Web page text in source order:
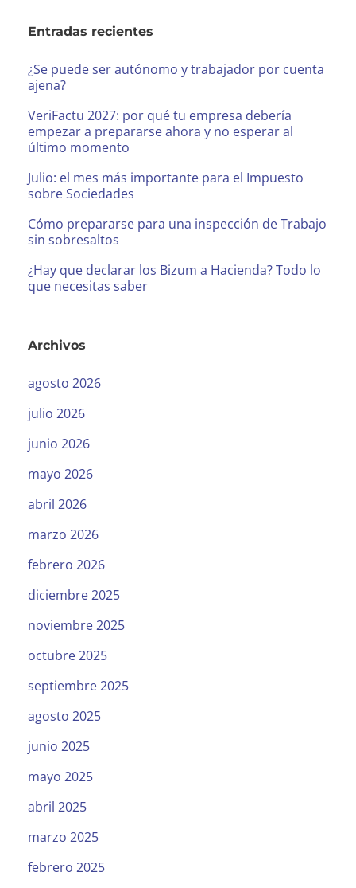
Entradas recientes
¿Se puede ser autónomo y trabajador por cuenta
ajena?
VeriFactu 2027: por qué tu empresa debería
empezar a prepararse ahora y no esperar al
último momento
Julio: el mes más importante para el Impuesto
sobre Sociedades
Cómo prepararse para una inspección de Trabajo
sin sobresaltos
¿Hay que declarar los Bizum a Hacienda? Todo lo
que necesitas saber
Archivos
agosto 2026
julio 2026
junio 2026
mayo 2026
abril 2026
marzo 2026
febrero 2026
diciembre 2025
noviembre 2025
octubre 2025
septiembre 2025
agosto 2025
junio 2025
mayo 2025
abril 2025
marzo 2025
febrero 2025